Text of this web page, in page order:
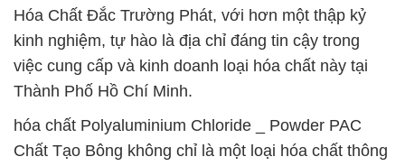
Hóa Chất Đắc Trường Phát, với hơn một thập kỷ
kinh nghiệm, tự hào là địa chỉ đáng tin cậy trong
việc cung cấp và kinh doanh loại hóa chất này tại
Thành Phố Hồ Chí Minh.
hóa chất Polyaluminium Chloride _ Powder PAC
Chất Tạo Bông không chỉ là một loại hóa chất thông